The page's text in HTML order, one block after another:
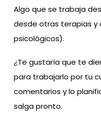
Algo que se trabaja
desde otras terapias
psicológicos).
¿Te gustaría que te
para trabajarlo por tu
comentarios y lo
salga pronto.